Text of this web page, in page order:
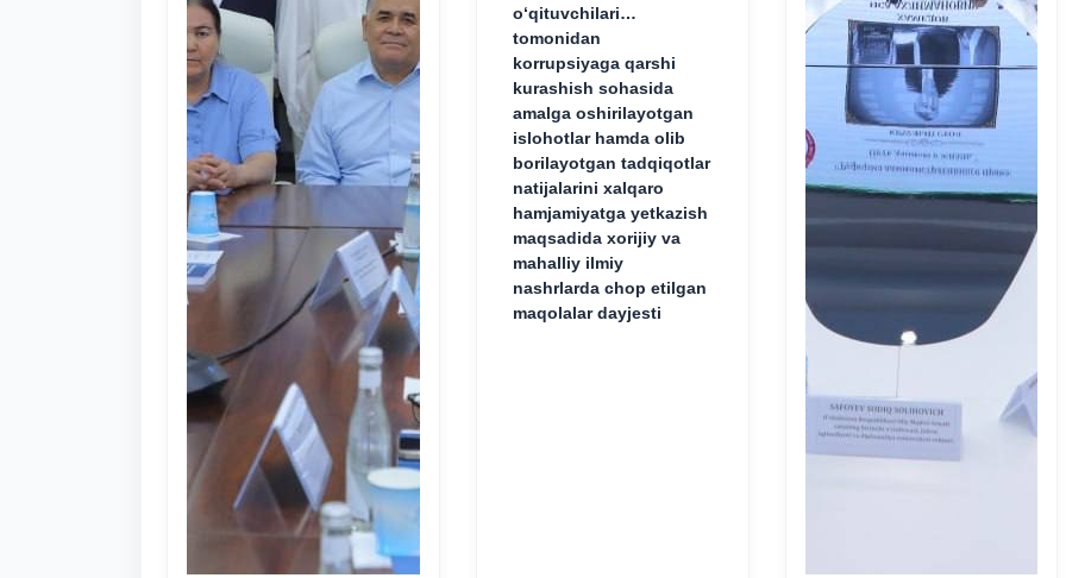
o‘qituvchilari
tomonidan
korrupsiyaga qarshi
kurashish sohasida
amalga oshirilayotgan
islohotlar hamda olib
borilayotgan tadqiqotlar
natijalarini xalqaro
hamjamiyatga yetkazish
maqsadida xorijiy va
mahalliy ilmiy
nashrlarda chop etilgan
maqolalar dayjesti